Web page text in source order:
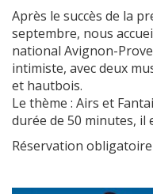
Après le succès de la
septembre, nous
national Avignon-
intimiste, avec deux
et hautbois.
Le thème : Airs et
durée de 50 minutes, il
Réservation obligatoire